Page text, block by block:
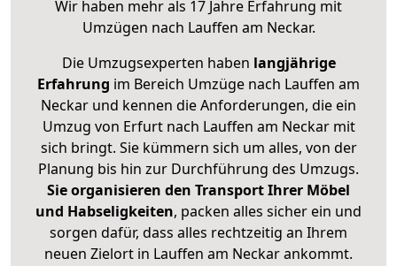
Wir haben mehr als 17 Jahre Erfahrung mit
Umzügen nach Lauffen am Neckar.
Die Umzugsexperten haben langjährige
Erfahrung im Bereich Umzüge nach Lauffen am
Neckar und kennen die Anforderungen, die ein
Umzug von Erfurt nach Lauffen am Neckar mit
sich bringt. Sie kümmern sich um alles, von der
Planung bis hin zur Durchführung des Umzugs.
Sie organisieren den Transport Ihrer Möbel
und Habseligkeiten, packen alles sicher ein und
sorgen dafür, dass alles rechtzeitig an Ihrem
neuen Zielort in Lauffen am Neckar ankommt.